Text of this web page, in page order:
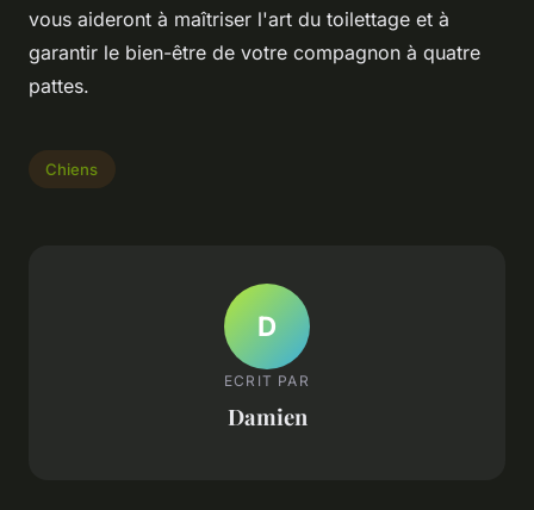
vous aideront à maîtriser l'art du toilettage et à
garantir le bien-être de votre compagnon à quatre
pattes.
Chiens
D
ECRIT PAR
Damien